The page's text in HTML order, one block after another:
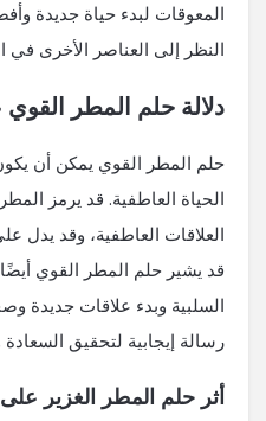
المعوقات لبدء حياة جديدة
النظر إلى العناصر الأخرى في
دلالة حلم المطر القوي
حلم المطر القوي يمكن أن
الحياة العاطفية. قد يرمز
العلاقات العاطفية، وقد يدل
قد يشير حلم المطر القوي
السلبية وبدء علاقات جديدة
رسالة إيجابية لتحقيق السعادة
أثر حلم المطر الغزير